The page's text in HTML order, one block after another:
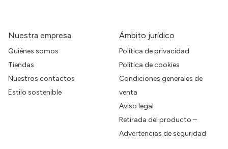
Nuestra empresa
Quiénes somos
Tiendas
Nuestros contactos
Estilo sostenible
Ámbito jurídico
Política de privacidad
Política de cookies
Condiciones generales de
venta
Aviso legal
Retirada del producto –
Advertencias de seguridad